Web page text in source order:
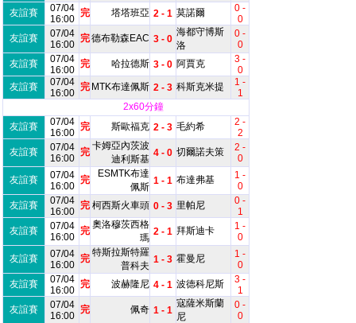
友誼賽
07/04
16:00
完 塔塔班亞 2 - 1 莫諾爾
0 -
0
友誼賽
07/04
16:00
完德布勒森EAC 3 - 0
海都守博斯
洛
0 -
0
友誼賽
07/04
16:00
完 哈拉德斯 3 - 0 阿賈克
3 -
0
友誼賽
07/04
16:00
完 MTK布達佩斯 2 - 3 科斯克米提
1 -
1
2x60分鐘
友誼賽
07/04
16:00
完 斯歐福克 2 - 3 毛約希
2 -
2
友誼賽
07/04
16:00
完
卡姆亞內茨波
迪利斯基
4 - 0 切爾諾夫策
2 -
0
友誼賽
07/04
16:00
完
ESMTK布達
佩斯
1 - 1 布達弗基
1 -
0
友誼賽
07/04
16:00
完 柯西斯火車頭 0 - 3 里帕尼
0 -
1
友誼賽
07/04
16:00
完
奧洛穆茨西格
瑪
2 - 1 拜斯迪卡
1 -
0
友誼賽
07/04
16:00
完
特斯拉斯特羅
普科夫
1 - 3 霍曼尼
1 -
0
友誼賽
07/04
16:00
完 波赫隆尼 4 - 1 波德科尼斯
3 -
1
友誼賽
07/04
16:00
完 佩奇 1 - 1
寇薩米斯蘭
尼
0 -
0